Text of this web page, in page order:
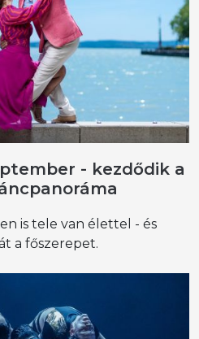
- kezdődik a
is tele van élettel - és
a főszerepet.